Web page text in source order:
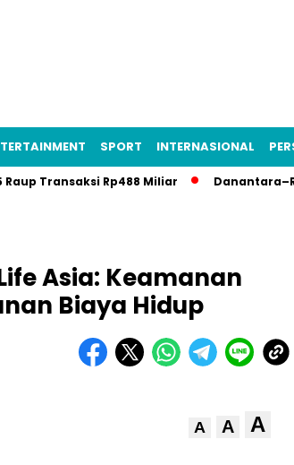
SPORT INTERNASIONAL
Rp488 Miliar Danantara–Rusia
Asia: Keamanan
Biaya Hidup
A A A